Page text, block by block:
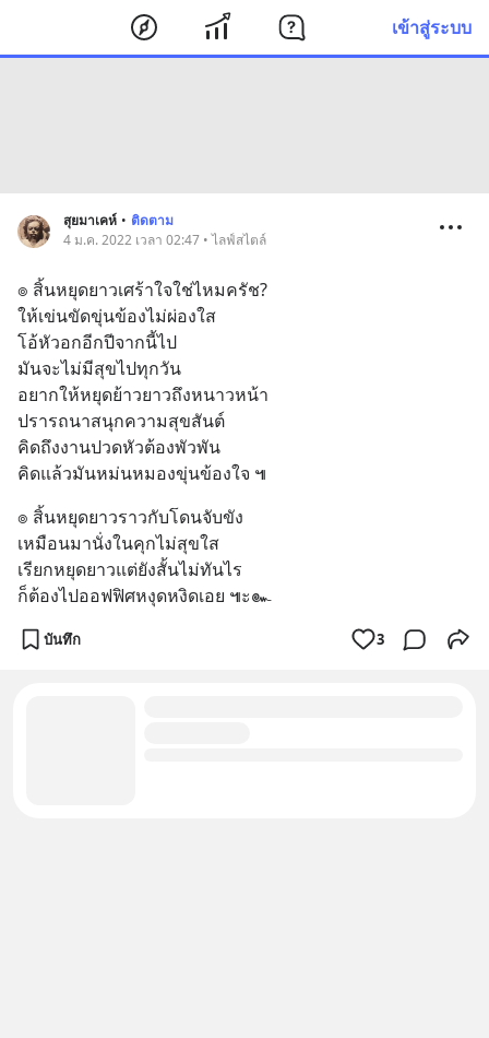
เข้าสู่ระบบ
สุยมาเคห์ • ติดตาม
4 ม.ค. 2022 เวลา 02:47 • ไลฟ์สไตล์
๏ สิ้นหยุดยาวเศร้าใจใช่ไหมครัช?
ให้เข่นขัดขุ่นข้องไม่ผ่องใส
โอ้หัวอกอีกปีจากนี้ไป
มันจะไม่มีสุขไปทุกวัน
อยากให้หยุดย้าวยาวถึงหนาวหน้า
ปรารถนาสนุกความสุขสันต์
คิดถึงงานปวดหัวต้องพัวพัน
คิดแล้วมันหม่นหมองขุ่นข้องใจ ๚
๏ สิ้นหยุดยาวราวกับโดนจับขัง
เหมือนมานั่งในคุกไม่สุขใส
เรียกหยุดยาวแต่ยังสั้นไม่ทันไร
ก็ต้องไปออฟฟิศหงุดหงิดเอย ๚ะ๛
บันทึก 3